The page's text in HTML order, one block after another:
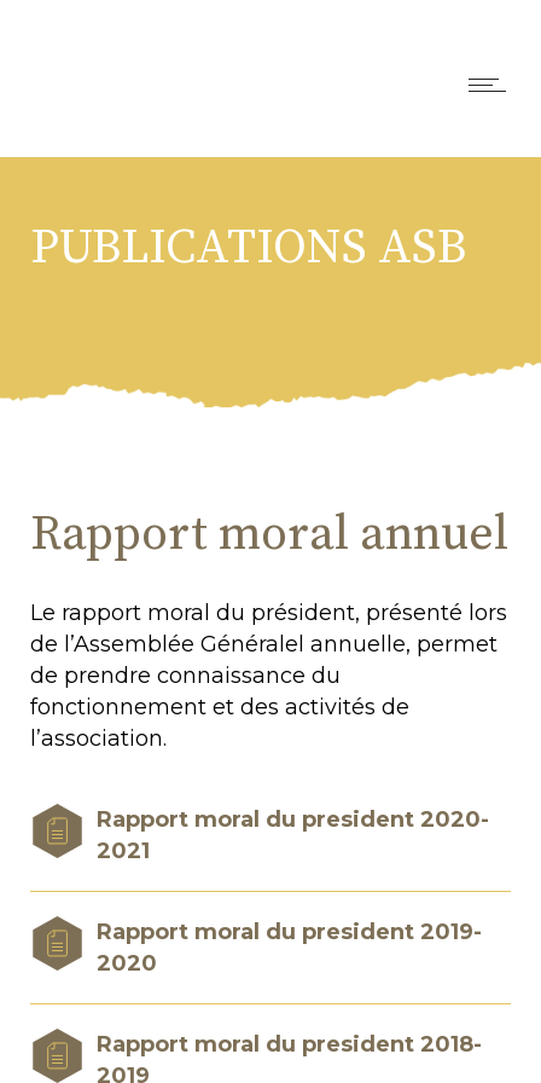
PUBLICATIONS ASB
Rapport moral annuel
Le rapport moral du président, présenté lors
de l’Assemblée Généralel annuelle, permet
de prendre connaissance du
fonctionnement et des activités de
l’association.
Rapport moral du president 2020-
2021
Rapport moral du president 2019-
2020
Rapport moral du president 2018-
2019